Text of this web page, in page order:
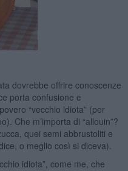
dovrebbe offrire conoscenze
porta confusione e
“vecchio idiota” (per
Che m’importa di “allouin”?
quei semi abbrustoliti e
o meglio così si diceva).
idiota”, come me, che